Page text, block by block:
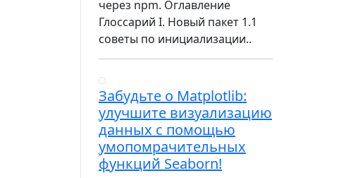
через npm. Оглавление
Глоссарий I. Новый пакет 1.1
советы по инициализации..
Забудьте о Matplotlib:
улучшите визуализацию
данных с помощью
умопомрачительных
функций Seaborn!